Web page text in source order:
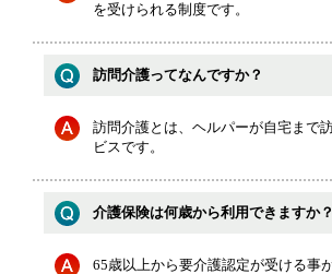
を受けられる制度です。
訪問介護ってなんですか？
訪問介護とは、ヘルパーが自宅まで
ビスです。
介護保険は何歳から利用できますか？
65歳以上から要介護認定が受ける事